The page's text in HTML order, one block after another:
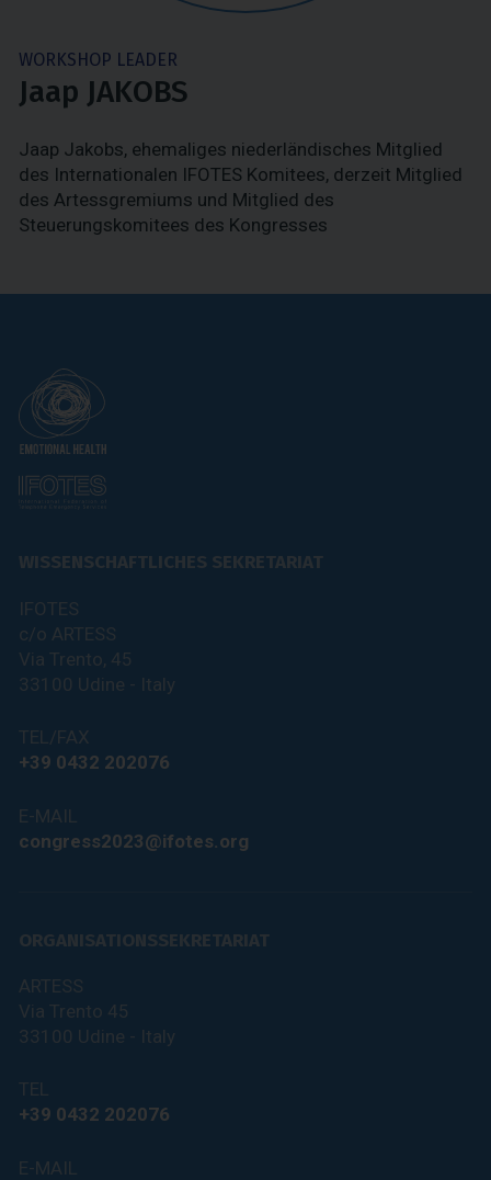
WORKSHOP LEADER
Jaap JAKOBS
Jaap Jakobs, ehemaliges niederländisches Mitglied
des Internationalen IFOTES Komitees, derzeit Mitglied
des Artessgremiums und Mitglied des
Steuerungskomitees des Kongresses
WISSENSCHAFTLICHES SEKRETARIAT
IFOTES
c/o ARTESS
Via Trento, 45
33100 Udine - Italy
TEL/FAX
+39 0432 202076
E-MAIL
congress2023@ifotes.org
ORGANISATIONSSEKRETARIAT
ARTESS
Via Trento 45
33100 Udine - Italy
TEL
+39 0432 202076
E-MAIL